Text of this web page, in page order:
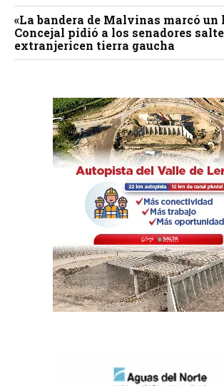
«La bandera de Malvinas marcó un
Concejal pidió a los senadores
extranjericen tierra gaucha